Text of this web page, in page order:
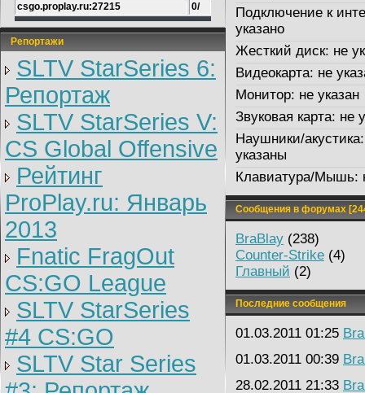
csgo.proplay.ru:27215 0/
Репортажи
SLTV StarSeries 6:
Репортаж
SLTV StarSeries V:
CS Global Offensive
Рейтинг
ProPlay.ru: Январь
2013
Fnatic FragOut
CS:GO League
SLTV StarSeries
#4 CS:GO
SLTV Star Series
Подключение к
указано
Жесткий диск: не
Видеокарта: не
Монитор: не указан
Звуковая карта: не
Наушники/акустика:
указаны
Клавиатура/Мышь:
Сообщения в форумах
BraBlay (238)
Counter-Strike (4)
Главный (2)
Последние сообщения
01.03.2011 01:25
01.03.2011 00:39
28.02.2011 21:33